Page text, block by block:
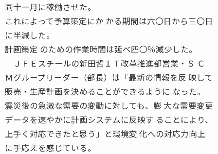
同十一月に稼働させた。
これによって予算策定にか かる期間は六〇日から三〇日
に半減した。
計画策定 のための作業時間は延べ四〇％減少した。
ＪＦＥスチールの新田哲ＩＴ改革推進部営業・Ｓ Ｃ
Ｍグループリーダー（部長）は「最新の情報を反 映して
販売・生産計画を決めることができるように なった。
震災後の急激な需要の変動に対しても、膨 大な需要変更
データを速やかに計画システムに反映す ることにより、
上手く対応できたと思う」と環境変 化への対応力向上
に手応えを感じている。